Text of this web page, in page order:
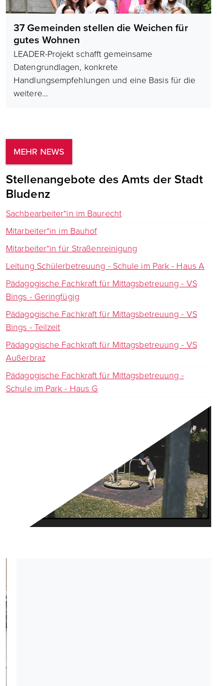
37 Gemeinden stellen die Weichen für
gutes Wohnen
LEADER-Projekt schafft gemeinsame
Datengrundlagen, konkrete
Handlungsempfehlungen und eine Basis für die
weitere…
MEHR NEWS
Stellenangebote des Amts der Stadt
Bludenz
Sachbearbeiter*in im Baurecht
Mitarbeiter*in im Bauhof
Mitarbeiter*in für Straßenreinigung
Leitung Schülerbetreuung - Schule im Park - Haus A
Pädagogische Fachkraft für Mittagsbetreuung - VS
Bings - Geringfügig
Pädagogische Fachkraft für Mittagsbetreuung - VS
Bings - Teilzeit
Pädagogische Fachkraft für Mittagsbetreuung - VS
Außerbraz
Pädagogische Fachkraft für Mittagsbetreuung -
Schule im Park - Haus G